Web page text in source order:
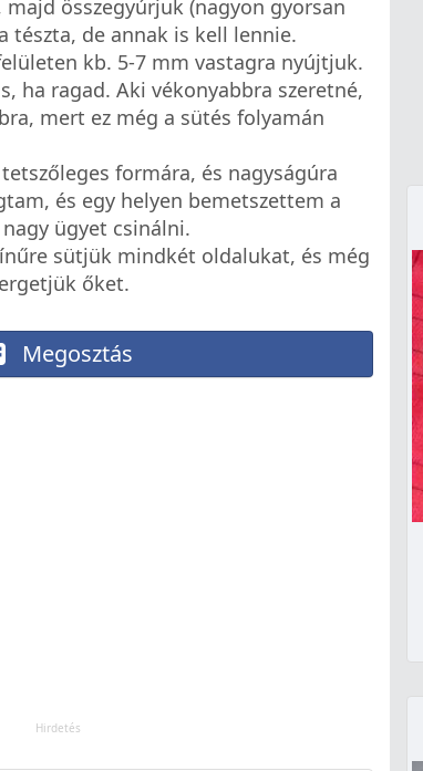
összegyúrjuk (nagyon gyorsan
tészta, de annak is kell lennie.
kb. 5-7 mm vastagra nyújtjuk.
ha ragad. Aki vékonyabbra szeretné,
mert ez még a sütés folyamán
formára, és nagyságúra
és egy helyen bemetszettem a
ügyet csinálni.
sütjük mindkét oldalukat, és még
őket.
Megosztás